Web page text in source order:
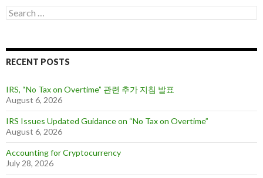
sS
e
c
h
o
r
:
RECENT POSTS
IRS, “No Tax on Overtime” 관련 추가 지침 발표
August 6, 2026
IRS Issues Updated Guidance on “No Tax on Overtime”
August 6, 2026
Accounting for Cryptocurrency
July 28, 2026